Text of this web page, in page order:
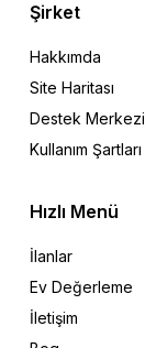
Şirket
Hakkımda
Site Haritası
Destek Merkezi
Kullanım Şartları
Hızlı Menü
İlanlar
Ev Değerleme
İletişim